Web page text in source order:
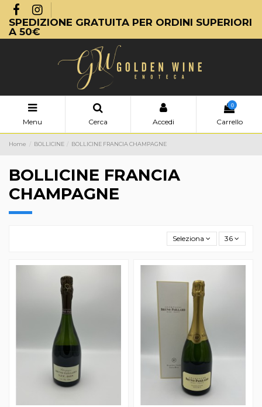
SPEDIZIONE GRATUITA PER ORDINI SUPERIORI
A 50€
Menu Cerca Accedi
0
Carrello
Home BOLLICINE BOLLICINE FRANCIA CHAMPAGNE
BOLLICINE FRANCIA
CHAMPAGNE
Seleziona 36